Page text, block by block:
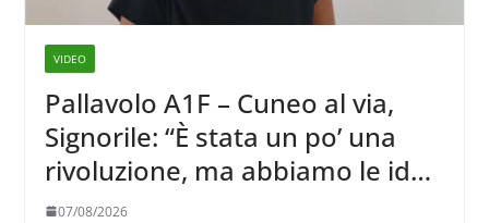
VIDEO
Pallavolo A1F – Cuneo al via,
Signorile: “È stata un po’ una
rivoluzione, ma abbiamo le idee
chiare siu cosa vogliamo fare”
07/08/2026